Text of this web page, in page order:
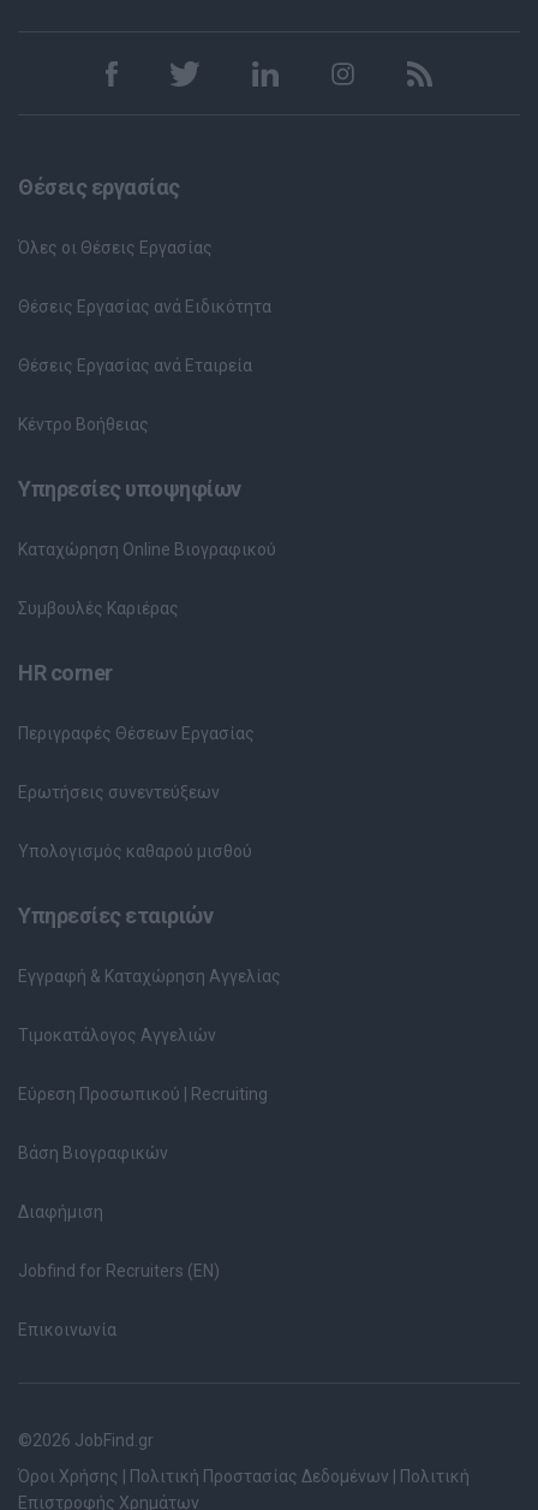
Θέσεις εργασίας
Όλες οι Θέσεις Εργασίας
Θέσεις Εργασίας ανά Ειδικότητα
Θέσεις Εργασίας ανά Εταιρεία
Κέντρο Βοήθειας
Υπηρεσίες υποψηφίων
Καταχώρηση Online Βιογραφικού
Συμβουλές Καριέρας
HR corner
Περιγραφές Θέσεων Εργασίας
Ερωτήσεις συνεντεύξεων
Υπολογισμός καθαρού μισθού
Υπηρεσίες εταιριών
Εγγραφή & Καταχώρηση Αγγελίας
Τιμοκατάλογος Αγγελιών
Εύρεση Προσωπικού | Recruiting
Βάση Βιογραφικών
Διαφήμιση
Jobfind for Recruiters (EN)
Επικοινωνία
©2026 JobFind.gr
Όροι Χρήσης
Πολιτική Προστασίας Δεδομένων
Πολιτική
Επιστροφής Χρημάτων